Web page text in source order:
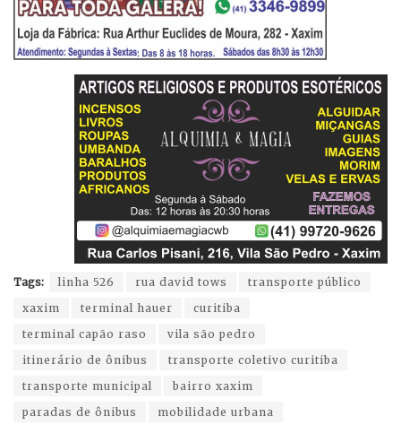
Tags: linha 526 rua david tows
transporte público
xaxim
terminal hauer
curitiba
terminal capão raso
vila são pedro
itinerário de ônibus
transporte coletivo curitiba
transporte municipal
bairro xaxim
paradas de ônibus
mobilidade urbana